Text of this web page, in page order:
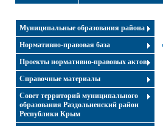
Муниципальные образования района
Нормативно-правовая база
Проекты нормативно-правовых актов
Справочные материалы
Совет территорий муниципального
образования Раздольненский район
Республики Крым